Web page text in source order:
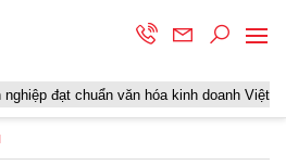
văn hóa kinh doanh Việt Nam” năm